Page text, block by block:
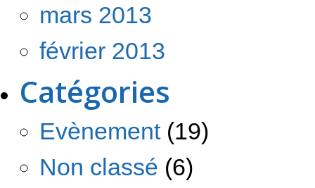
mars 2013
février 2013
Catégories
Evènement(19)
Non classé (6)